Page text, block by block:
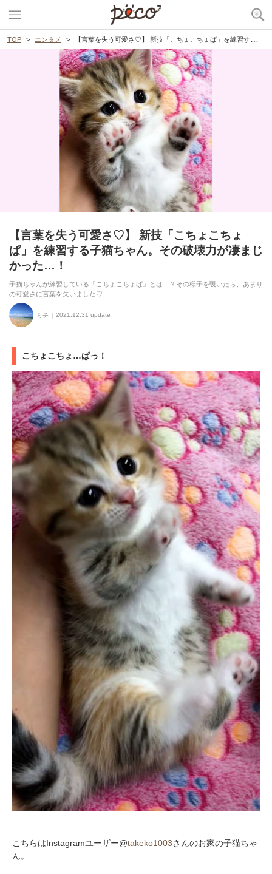
TOP エンタメ 【言葉を失う可愛さ♡】 新技「こちょこちょぱ」を練習する子猫ちゃん。その破壊力が凄まじかった…！
【言葉を失う可愛さ♡】 新技「こちょこちょ
ぱ」を練習する子猫ちゃん。その破壊力が凄まじ
かった…！
子猫ちゃんが練習している「こちょこちょぱ」とは…？その様子を覗いたら、あまり
の可愛さに言葉を失いました♡
ミチ 2021.12.31 update
こちょこちょ…ぱっ！
こちらはInstagramユーザー@takeko1003さんのお家の子猫ちゃ
ん。